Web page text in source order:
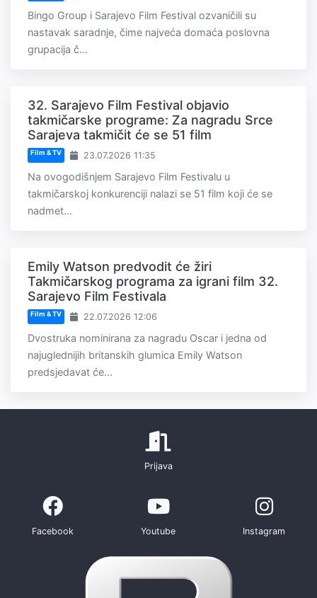
Bingo Group i Sarajevo Film Festival ozvaničili su
nastavak saradnje, čime najveća domaća poslovna
grupacija č...
32. Sarajevo Film Festival objavio
takmičarske programe: Za nagradu Srce
Sarajeva takmičit će se 51 film
Film & TV 23.07.2026 11:35
Na ovogodišnjem Sarajevo Film Festivalu u
takmičarskoj konkurenciji nalazi se 51 film koji će se
nadmet...
Emily Watson predvodit će žiri
Takmičarskog programa za igrani film 32.
Sarajevo Film Festivala
Film & TV 22.07.2026 12:06
Dvostruka nominirana za nagradu Oscar i jedna od
najuglednijih britanskih glumica Emily Watson
predsjedavat će...
Prijava
Facebook Youtube Instagram